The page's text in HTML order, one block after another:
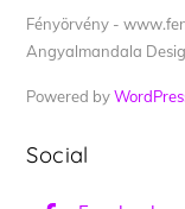
Fényörvény -
Angyalmandala
Powered by
Social